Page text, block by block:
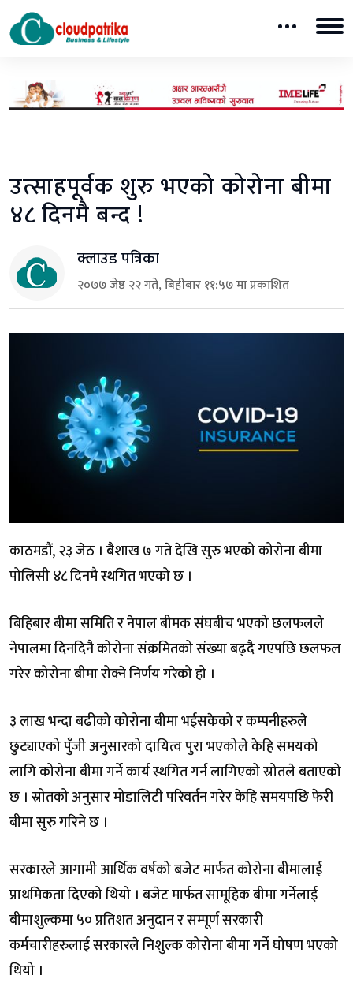
उत्साहपूर्वक शुरु भएको कोरोना बीमा
४८ दिनमै बन्द !
क्लाउड पत्रिका
२०७७ जेष्ठ २२ गते, बिहीबार ११:५७ मा प्रकाशित
काठमडौं, २३ जेठ । बैशाख ७ गते देखि सुरु भएको कोरोना बीमा
पोलिसी ४८ दिनमै स्थगित भएको छ ।
बिहिबार बीमा समिति र नेपाल बीमक संघबीच भएको छलफलले
नेपालमा दिनदिनै कोरोना संक्रमितको संख्या बढ्दै गएपछि छलफल
गरेर कोरोना बीमा रोक्ने निर्णय गरेको हो ।
३ लाख भन्दा बढीको कोरोना बीमा भईसकेको र कम्पनीहरुले
छुट्याएको पुँजी अनुसारको दायित्व पुरा भएकोले केहि समयको
लागि कोरोना बीमा गर्ने कार्य स्थगित गर्न लागिएको स्रोतले बताएको
छ । स्रोतको अनुसार मोडालिटी परिवर्तन गरेर केहि समयपछि फेरी
बीमा सुरु गरिने छ ।
सरकारले आगामी आर्थिक वर्षको बजेट मार्फत कोरोना बीमालाई
प्राथमिकता दिएको थियो । बजेट मार्फत सामूहिक बीमा गर्नेलाई
बीमाशुल्कमा ५० प्रतिशत अनुदान र सम्पूर्ण सरकारी
कर्मचारीहरुलाई सरकारले निशुल्क कोरोना बीमा गर्ने घोषण भएको
थियो ।